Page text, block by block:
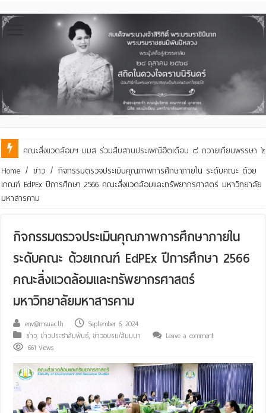
คณะสิ่งแวดล้อมฯ มมส ร่วมสืบสานประเพณีฮีตเดือน ๘ ถวายเทียนพรรษา ๒
คณะสิ่งแวดล้อมฯ มมส ร่วมต้อนรับและแลกเปลี่ยนเรียนรู้กับบัณฑิตวิทยาลัย ใน
Home / ข่าว / กิจกรรมตรวจประเมินคุณภาพการศึกษาภายใน ระดับคณะ ด้วย
เกณฑ์ EdPEx ปีการศึกษา 2566 คณะสิ่งแวดล้อมและทรัพยากรศาสตร์ มหาวิทยาลัย
มหาสารคาม
กิจกรรมตรวจประเมินคุณภาพการศึกษาภายใน
ระดับคณะ ด้วยเกณฑ์ EdPEx ปีการศึกษา 2566
คณะสิ่งแวดล้อมและทรัพยากรศาสตร์
มหาวิทยาลัยมหาสารคาม
env@msu.ac.th
September 6, 2024
ข่าว,ข่าวประชาสัมพันธ์,ข่าวอบรม/สัมมนา
Leave a comment
661 Views